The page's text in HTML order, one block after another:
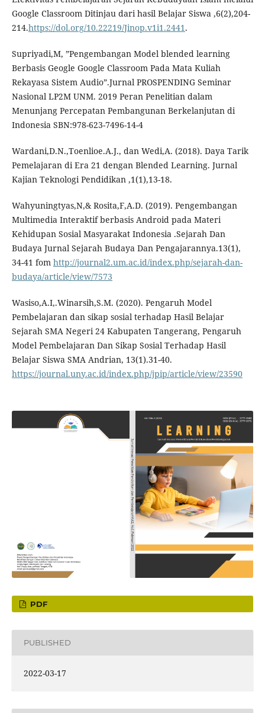
Google Classroom Ditinjau dari hasil Belajar Siswa ,6(2),204-
214.https://dol.org/10.22219/Jinop.v1i1.2441.
Supriyadi,M, ”Pengembangan Model blended learning
Berbasis Geogle Google Classroom Pada Mata Kuliah
Rekayasa Sistem Audio”.Jurnal PROSPENDING Seminar
Nasional LP2M UNM. 2019 Peran Penelitian dalam
Menunjang Percepatan Pembangunan Berkelanjutan di
Indonesia SBN:978-623-7496-14-4
Wardani,D.N.,Toenlioe.A.J., dan Wedi,A. (2018). Daya Tarik
Pemelajaran di Era 21 dengan Blended Learning. Jurnal
Kajian Teknologi Pendidikan ,1(1),13-18.
Wahyuningtyas,N,& Rosita,F,A.D. (2019). Pengembangan
Multimedia Interaktif berbasis Android pada Materi
Kehidupan Sosial Masyarakat Indonesia .Sejarah Dan
Budaya Jurnal Sejarah Budaya Dan Pengajarannya.13(1),
34-41 fom http://journal2.um.ac.id/index.php/sejarah-dan-
budaya/article/view/7573
Wasiso,A.I,.Winarsih,S.M. (2020). Pengaruh Model
Pembelajaran dan sikap sosial terhadap Hasil Belajar
Sejarah SMA Negeri 24 Kabupaten Tangerang, Pengaruh
Model Pembelajaran Dan Sikap Sosial Terhadap Hasil
Belajar Siswa SMA Andrian, 13(1).31-40.
https://journal.uny.ac.id/index.php/jpip/article/view/23590
PDF
PUBLISHED
2022-03-17